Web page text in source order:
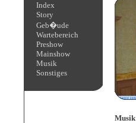
Index
Story
Geb�ude
Wartebereich
Preshow
Mainshow
Musik
Sonstiges
Musik